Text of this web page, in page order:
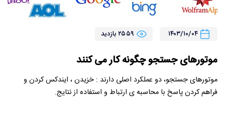
۱۴۰۳/۱۰/۰۴ ۲۵۵۹ بازدید
موتورهای جستجو چگونه کار می کنند
موتورهای جستجو، دو عملکرد اصلی دارند : خزیدن ، ایندکس کردن و
فراهم کردن پاسخ با محاسبه ی ارتباط و استفاده از نتایج.